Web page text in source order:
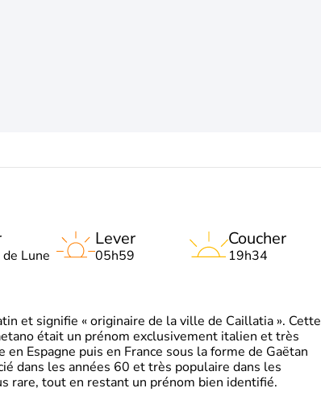
Lune
Lever
05h59
Coucher
19h34
et signifie « originaire de la ville de Caillatia ». Cette
était un prénom exclusivement italien et très
Espagne puis en France sous la forme de Gaëtan
dans les années 60 et très populaire dans les
rare, tout en restant un prénom bien identifié.